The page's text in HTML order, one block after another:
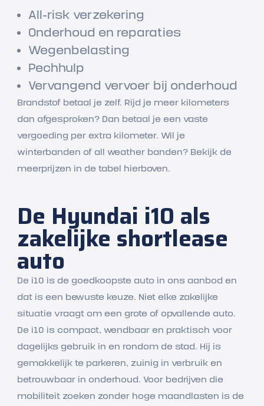
All-risk verzekering
Onderhoud en reparaties
Wegenbelasting
Pechhulp
Vervangend vervoer bij onderhoud
Brandstof betaal je zelf. Rijd je meer kilometers
dan afgesproken? Dan betaal je een vaste
vergoeding per extra kilometer. Wil je
winterbanden of all weather banden? Bekijk de
meerprijzen in de tabel hierboven.
De Hyundai i10 als
zakelijke shortlease
auto
De i10 is de goedkoopste auto in ons aanbod en
dat is een bewuste keuze. Niet elke zakelijke
situatie vraagt om een grote of opvallende auto.
De i10 is compact, wendbaar en praktisch voor
dagelijks gebruik in en rondom de stad. Hij is
gemakkelijk te parkeren, zuinig in verbruik en
betrouwbaar in onderhoud. Voor bedrijven die
mobiliteit zoeken zonder hoge maandlasten is de